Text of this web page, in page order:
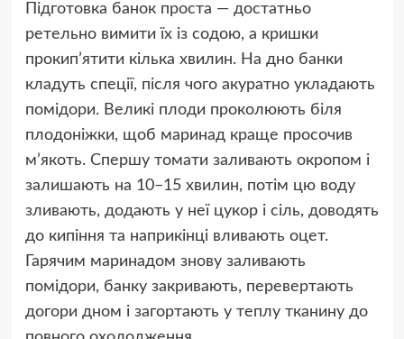
Підготовка банок проста — достатньо
ретельно вимити їх із содою, а кришки
прокип’ятити кілька хвилин. На дно банки
кладуть спеції, після чого акуратно укладають
помідори. Великі плоди проколюють біля
плодоніжки, щоб маринад краще просочив
м’якоть. Спершу томати заливають окропом і
залишають на 10–15 хвилин, потім цю воду
зливають, додають у неї цукор і сіль, доводять
до кипіння та наприкінці вливають оцет.
Гарячим маринадом знову заливають
помідори, банку закривають, перевертають
догори дном і загортають у теплу тканину до